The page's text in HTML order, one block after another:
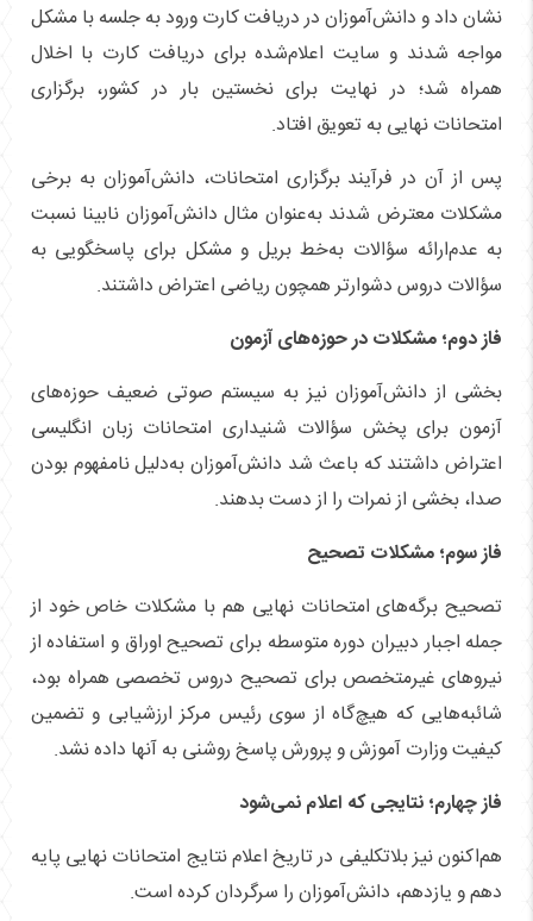
نشان داد و دانش‌آموزان در دریافت کارت ورود به جلسه با مشکل
مواجه شدند و سایت اعلام‌شده برای دریافت کارت با اخلال
همراه شد؛ در نهایت برای نخستین بار در کشور، برگزاری
امتحانات نهایی به تعویق افتاد.
پس از آن در فرآیند برگزاری امتحانات، دانش‌آموزان به برخی
مشکلات معترض شدند به‌عنوان مثال دانش‌آموزان نابینا نسبت
به عدم‌ارائه سؤالات به‌خط بریل و مشکل برای پاسخگویی به
سؤالات دروس دشوارتر همچون ریاضی اعتراض داشتند.
فاز دوم؛ مشکلات در حوزه‌های آزمون
بخشی از دانش‌آموزان نیز به سیستم صوتی ضعیف حوزه‌های
آزمون برای پخش سؤالات شنیداری امتحانات زبان انگلیسی
اعتراض داشتند که باعث شد دانش‌آموزان به‌دلیل نامفهوم بودن
صدا، بخشی از نمرات را از دست بدهند.
فاز سوم؛ مشکلات تصحیح
تصحیح برگه‌های امتحانات نهایی هم با مشکلات خاص خود از
جمله اجبار دبیران دوره متوسطه برای تصحیح اوراق و استفاده از
نیروهای غیرمتخصص برای تصحیح دروس تخصصی همراه بود،
شائبه‌هایی که هیچ‌گاه از سوی رئیس مرکز ارزشیابی و تضمین
کیفیت وزارت آموزش و پرورش پاسخ روشنی به آنها داده نشد.
فاز چهارم؛ نتایجی که اعلام نمی‌شود
هم‌اکنون نیز بلاتکلیفی در تاریخ اعلام نتایج امتحانات نهایی پایه
دهم و یازدهم، دانش‌آموزان را سرگردان کرده است.